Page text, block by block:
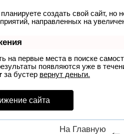
создать свой сайт, но
направленных на
на первые места в поиске
появляются уже в
за бустер вернут деньги.
сайта
На Главную